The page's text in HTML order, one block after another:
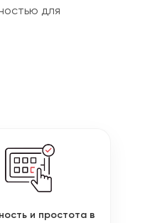
для
и простота в